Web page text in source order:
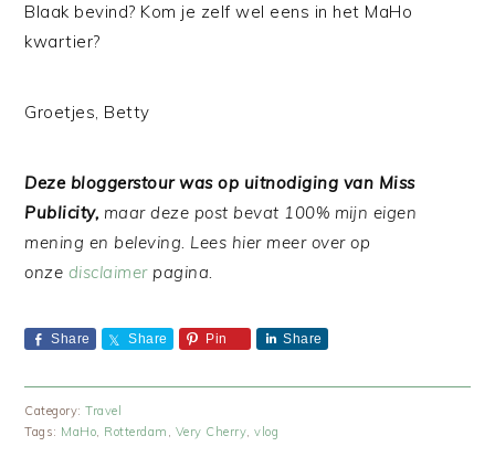
Blaak bevind? Kom je zelf wel eens in het MaHo
kwartier?
Groetjes, Betty
Deze bloggerstour was op uitnodiging van Miss
Publicity, maar deze post bevat 100% mijn eigen
mening en beleving. Lees hier meer over op
onze disclaimerpagina.
Share Share Pin Share
Category:Travel
Tags: MaHo, Rotterdam , Very Cherry,vlog